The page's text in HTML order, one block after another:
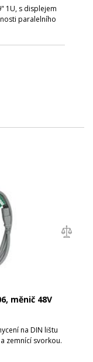
1U, s displejem
paralelního
měnič 48V
na DIN lištu
zemnící svorkou.